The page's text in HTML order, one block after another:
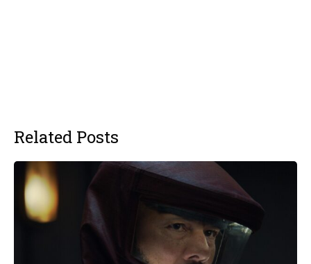
Related Posts